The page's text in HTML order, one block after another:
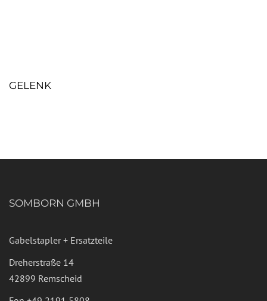
GELENK
SOMBORN GMBH
Gabelstapler + Ersatzteile
Dreherstraße 14
42899 Remscheid